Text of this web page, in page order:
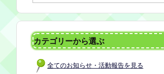
す。 内容：いつもの座談
所でこじんまりとお話を
を食べます。 締め切り：
https://forms.gle/
カテゴリーから選ぶ
全てのお知らせ・活動報告を見る